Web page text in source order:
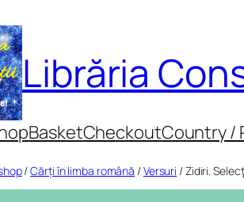
Librăria
BasketCheckoutCountry /
/Cărți în limba română /Versuri / Zidiri.